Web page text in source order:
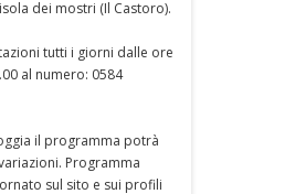
dei mostri (Il Castoro).
tutti i giorni dalle ore
al numero: 0584
il programma potrà
Programma
sul sito e sui profili